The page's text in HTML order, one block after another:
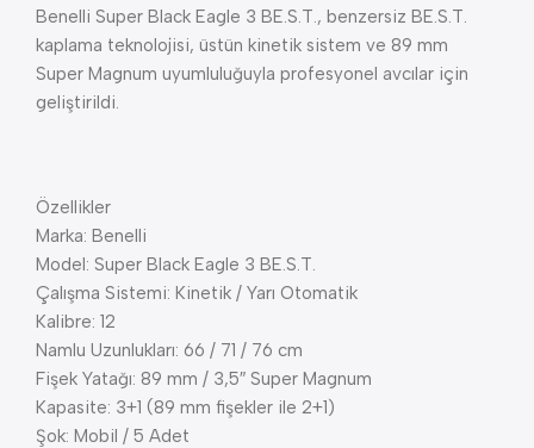
Benelli Super Black Eagle 3 BE.S.T., benzersiz BE.S.T.
kaplama teknolojisi, üstün kinetik sistem ve 89 mm
Super Magnum uyumluluğuyla profesyonel avcılar için
geliştirildi.
Özellikler
Marka: Benelli
Model: Super Black Eagle 3 BE.S.T.
Çalışma Sistemi: Kinetik / Yarı Otomatik
Kalibre: 12
Namlu Uzunlukları: 66 / 71 / 76 cm
Fişek Yatağı: 89 mm / 3,5″ Super Magnum
Kapasite: 3+1 (89 mm fişekler ile 2+1)
Şok: Mobil / 5 Adet